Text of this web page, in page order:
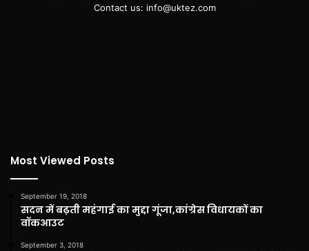
Contact us: info@uktez.com
Most Viewed Posts
September 19, 2018
सदन में बढ़ती महंगाई का मुद्दा गूंजा,कांग्रेस विधायकों का
वॉकआउट
September 3, 2018